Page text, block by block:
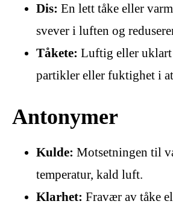
Dis: En lett tåke eller
svever i luften og
Tåkete: Luftig eller
partikler eller fuktighet i
Antonymer
Kulde: Motsetningen til
temperatur, kald luft.
Klarhet: Fravær av tåke